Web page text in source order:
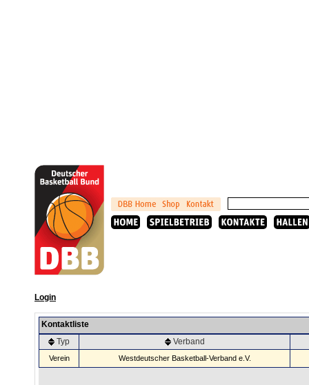
Login
Kontaktliste
Typ
Verband
Verein Westdeutscher Basketball-Verband e.V.